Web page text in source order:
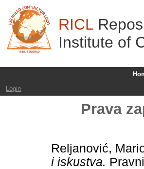
RICL
Institute of
Login
Prava
Reljanović,
i iskustva.